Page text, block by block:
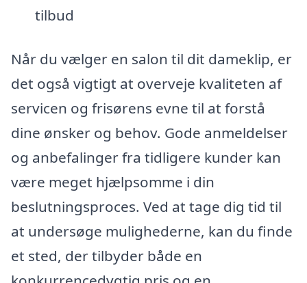
tilbud
Når du vælger en salon til dit dameklip, er
det også vigtigt at overveje kvaliteten af
servicen og frisørens evne til at forstå
dine ønsker og behov. Gode anmeldelser
og anbefalinger fra tidligere kunder kan
være meget hjælpsomme i din
beslutningsproces. Ved at tage dig tid til
at undersøge mulighederne, kan du finde
et sted, der tilbyder både en